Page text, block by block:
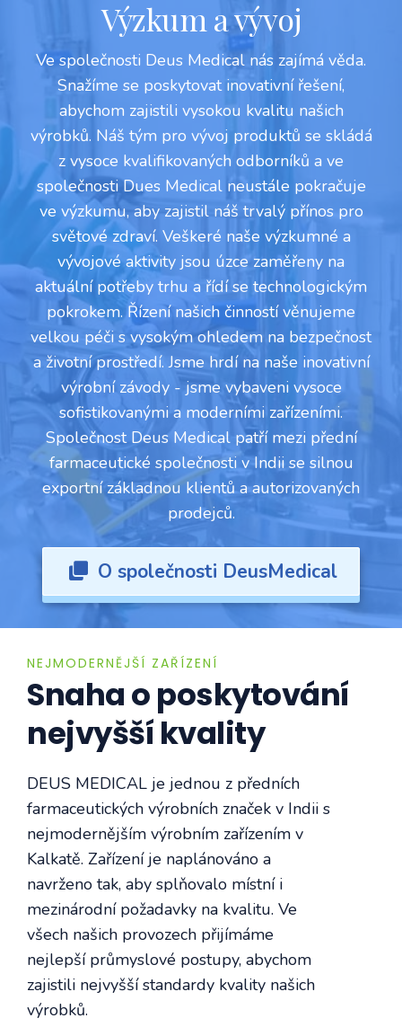
Výzkum a vývoj
Ve společnosti Deus Medical nás zajímá věda.
Snažíme se poskytovat inovativní řešení,
abychom zajistili vysokou kvalitu našich
výrobků. Náš tým pro vývoj produktů se skládá
z vysoce kvalifikovaných odborníků a ve
společnosti Dues Medical neustále pokračuje
ve výzkumu, aby zajistil náš trvalý přínos pro
světové zdraví. Veškeré naše výzkumné a
vývojové aktivity jsou úzce zaměřeny na
aktuální potřeby trhu a řídí se technologickým
pokrokem. Řízení našich činností věnujeme
velkou péči s vysokým ohledem na bezpečnost
a životní prostředí. Jsme hrdí na naše inovativní
výrobní závody - jsme vybaveni vysoce
sofistikovanými a moderními zařízeními.
Společnost Deus Medical patří mezi přední
farmaceutické společnosti v Indii se silnou
exportní základnou klientů a autorizovaných
prodejců.
O společnosti DeusMedical
NEJMODERNĚJŠÍ ZAŘÍZENÍ
Snaha o poskytování
nejvyšší kvality
DEUS MEDICAL je jednou z předních
farmaceutických výrobních značek v Indii s
nejmodernějším výrobním zařízením v
Kalkatě. Zařízení je naplánováno a
navrženo tak, aby splňovalo místní i
mezinárodní požadavky na kvalitu. Ve
všech našich provozech přijímáme
nejlepší průmyslové postupy, abychom
zajistili nejvyšší standardy kvality našich
výrobků.